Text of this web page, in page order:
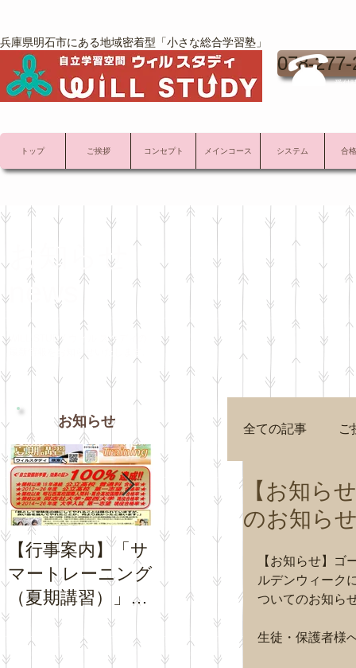
兵庫県明石市にある地域密着型「小さな総合学習塾」
078-
受付
トップ ご挨拶 コンセプト メインコース システム 合
お知らせ
news
WILL STUDY ウィル スタディの
最新情報をお知らせいたします。
お知らせ
【行事案内】「サ
マートレーニング
（夏期講習）」の
お申込受付を開始
いたします。
【お知らせ】夏休
み期間中の「通常
トレーニング」の
日程について
【お
プロ
さい。
全ての記事 ご
【お知ら
のお知ら
【お知らせ】ゴ
ルデンウィーク
ついてのお知ら
生徒・保護者様